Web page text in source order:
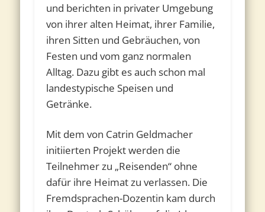
und berichten in privater Umgebung
von ihrer alten Heimat, ihrer Familie,
ihren Sitten und Gebräuchen, von
Festen und vom ganz normalen
Alltag. Dazu gibt es auch schon mal
landestypische Speisen und
Getränke.
Mit dem von Catrin Geldmacher
initiierten Projekt werden die
Teilnehmer zu „Reisenden“ ohne
dafür ihre Heimat zu verlassen. Die
Fremdsprachen-Dozentin kam durch